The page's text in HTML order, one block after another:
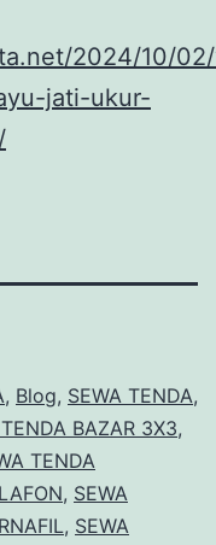
2024/10/
jati-ukur-
, Blog, SEWA TENDA,
BAZAR 3X3,
TENDA
, SEWA
, SEWA